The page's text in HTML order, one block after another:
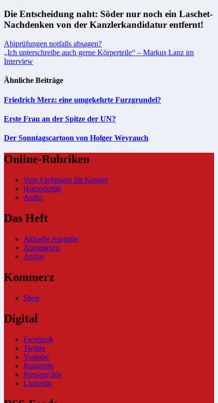
Die Entscheidung naht: Söder nur noch ein Laschet-
Nachdenken von der Kanzlerkandidatur entfernt!
Beitragsnavigation
Abiprüfungen notfalls absagen?
„Ich unterschreibe auch gerne Körperteile“ – Markus Lanz im
Interview
Ähnliche Beiträge
Friedrich Merz: eine umgekehrte Furzgrundel?
Erste Frau an der Spitze der UN?
Der Sonntagscartoon von Holger Weyrauch
Online-Rubriken
Vom Fachmann für Kenner
Humorkritik
Audio
Das Heft
Aktuelle Ausgabe
Abonnieren
Archiv
Kommerz
Shop
Digital
Facebook
Twitter
Youtube
Instagram
Pressearchiv
LinkedIn